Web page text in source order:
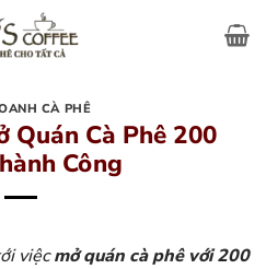
CÀ PHÊ
Quán Cà Phê 200
Công
việcmở quán cà phê với 200